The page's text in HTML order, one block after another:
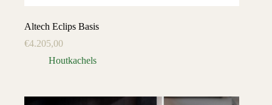
Altech Eclips Basis
€4.205,00
Houtkachels